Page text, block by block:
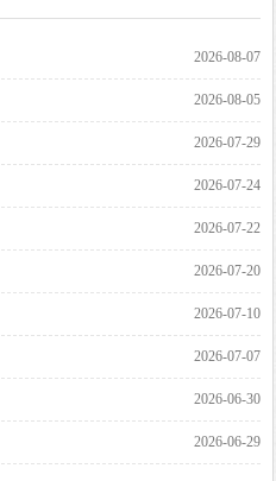
2026-08-07
2026-08-05
2026-07-29
2026-07-24
2026-07-22
2026-07-20
2026-07-10
2026-07-07
2026-06-30
2026-06-29